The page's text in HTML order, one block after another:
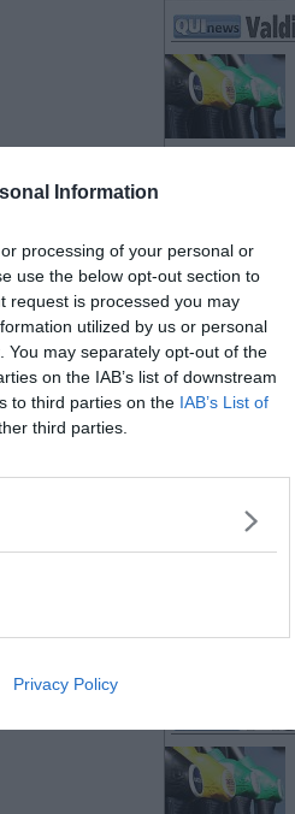
Information
processing of your personal or
use the below opt-out section to
request is processed you may
utilized by us or personal
may separately opt-out of the
on the IAB’s list of downstream
to third parties on the IAB’s List of
third parties.
Privacy Policy